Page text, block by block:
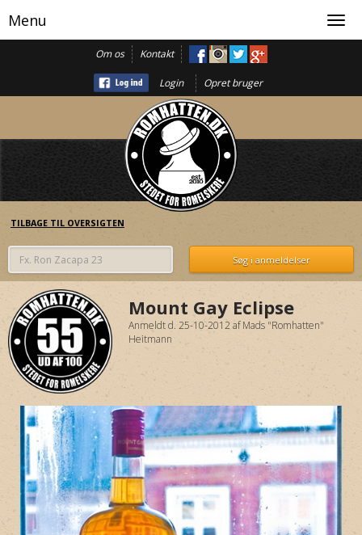
Om os Kontakt
Login Opret bruger
Menu
TILBAGE TIL OVERSIGTEN
Mount Gay Eclipse
Anmeldt d. 25-10-2012afMads "Romhatten"
Heitmann